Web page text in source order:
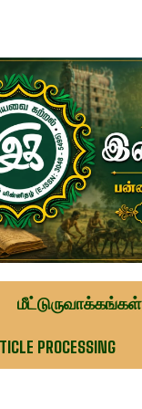
மீட்டுருவாக்கங்கள்
PROCESSING